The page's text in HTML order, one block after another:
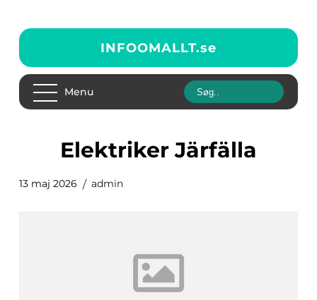
INFOOMALLT.se
Menu
elektriker Järfälla
13 maj 2026 admin